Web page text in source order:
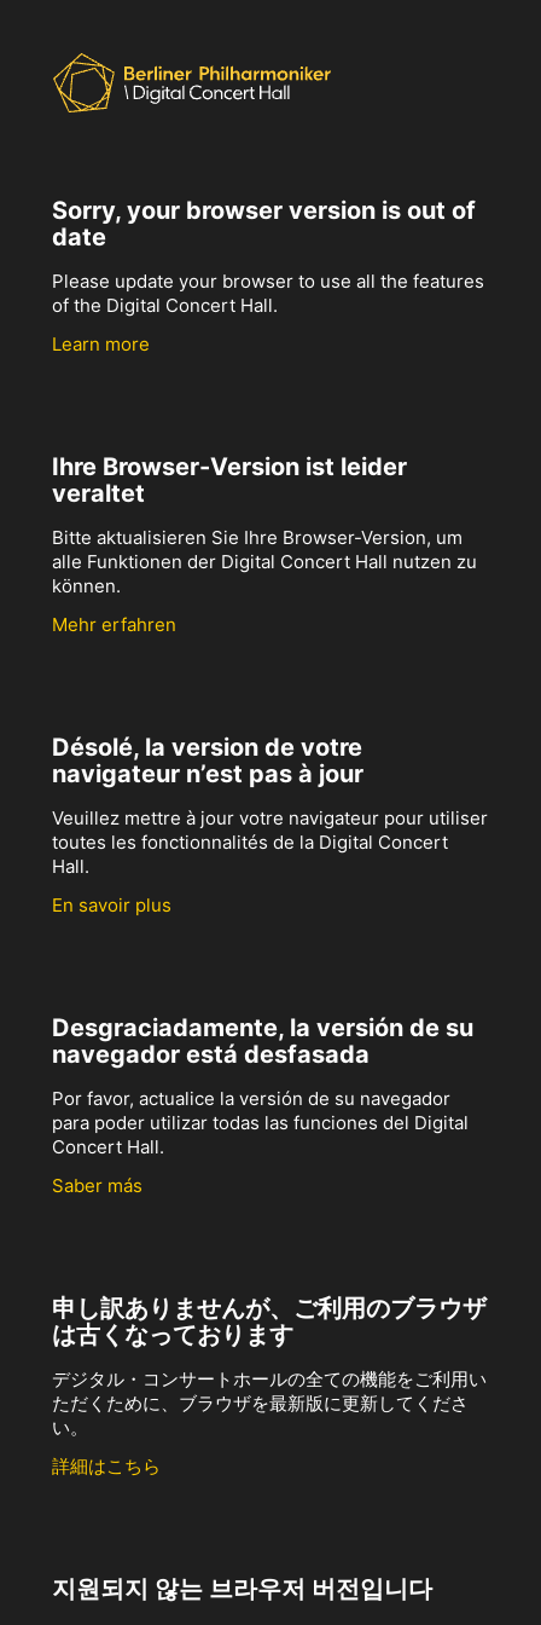
Sorry, your browser version is out of
date
Please update your browser to use all the features
of the Digital Concert Hall.
Learn more
Ihre Browser-Version ist leider
veraltet
Bitte aktualisieren Sie Ihre Browser-Version, um
alle Funktionen der Digital Concert Hall nutzen zu
können.
Mehr erfahren
Désolé, la version de votre
navigateur n’est pas à jour
Veuillez mettre à jour votre navigateur pour utiliser
toutes les fonctionnalités de la Digital Concert
Hall.
En savoir plus
Desgraciadamente, la versión de su
navegador está desfasada
Por favor, actualice la versión de su navegador
para poder utilizar todas las funciones del Digital
Concert Hall.
Saber más
申し訳ありませんが、ご利用のブラウザ
は古くなっております
デジタル・コンサートホールの全ての機能をご利用い
ただくために、ブラウザを最新版に更新してくださ
い。
詳細はこちら
지원되지 않는 브라우저 버전입니다